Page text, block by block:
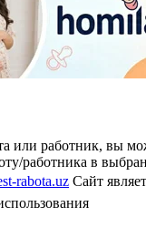
или работник, вы
работника в
rabota.uz Сайт